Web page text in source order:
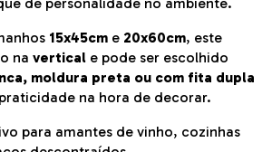
15x45cm e 20x60cm, este
na vertical e pode ser escolhido
moldura preta ou com fita dupla
na hora de decorar.
para amantes de vinho, cozinhas